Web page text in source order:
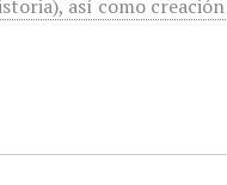
así como